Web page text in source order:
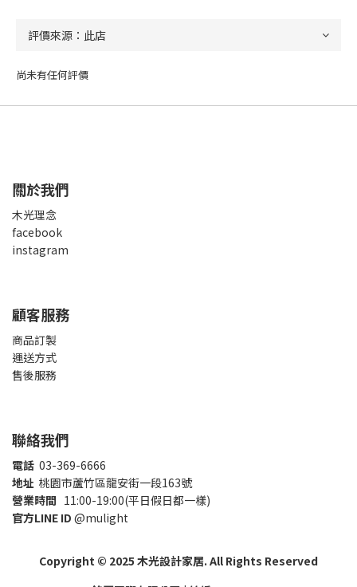
尚未有任何評價
關於我們
木光理念
facebook
instagram
顧客服務
商品訂製
運送方式
售後服務
聯絡我們
電話 03-369-6666
地址 桃園市蘆竹區龍安街一段163號
營業時間 11:00-19:00(平日假日都一樣)
官方LINE ID @mulight
Copyright © 2025 木光設計家居. All Rights Reserved